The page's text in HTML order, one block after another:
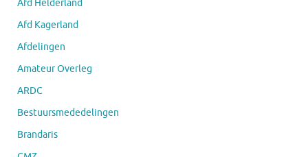
Afd Helderland
Afd Kagerland
Afdelingen
Amateur Overleg
ARDC
Bestuursmededelingen
Brandaris